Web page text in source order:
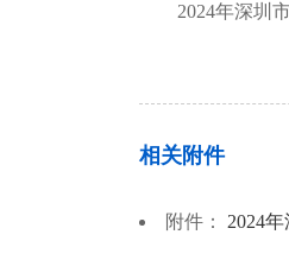
2024年深圳市
相关附件
附件： 2024